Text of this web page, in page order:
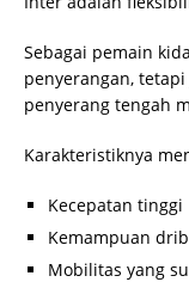
Sebagai pemain
penyerangan,
penyerang tengah
Karakteristiknya
Kecepatan tinggi
Kemampuan
Mobilitas yang